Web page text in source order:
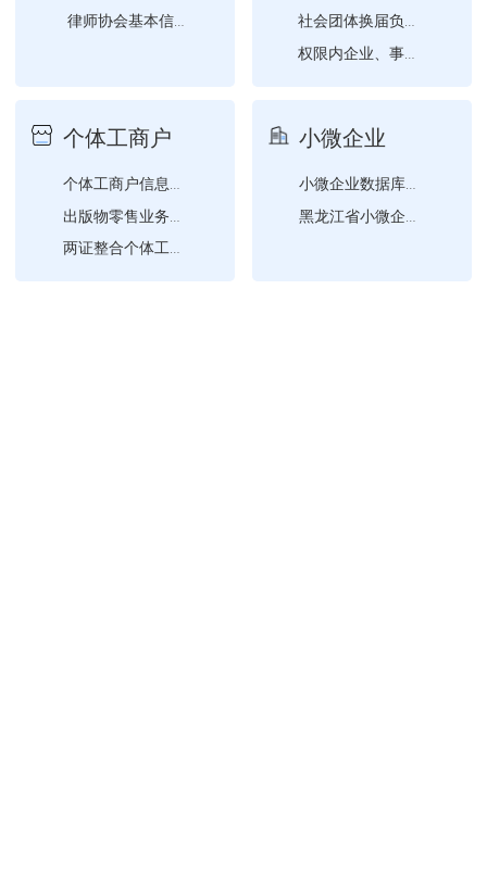
律师协会基本信息查询 社会团体换届负责人、监事...
权限内企业、事业单位、社...
个体工商户
个体工商户信息确认
两证整合个体工商户信息变...
小微企业
小微企业数据库查询